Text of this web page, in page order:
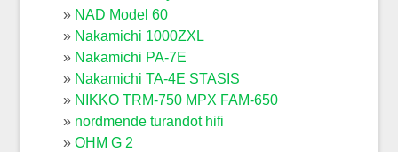
NAD Model 60
Nakamichi 1000ZXL
Nakamichi PA-7E
Nakamichi TA-4E STASIS
NIKKO TRM-750 MPX FAM-650
nordmende turandot hifi
OHM G 2